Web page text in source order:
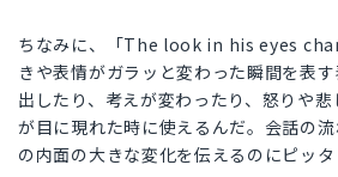
ちなみに、「The look in his eyes
きや表情がガラッと変わった瞬間を表
出したり、考えが変わったり、怒りや
が目に現れた時に使えるんだ。会話の
の内面の大きな変化を伝えるのにピッタ